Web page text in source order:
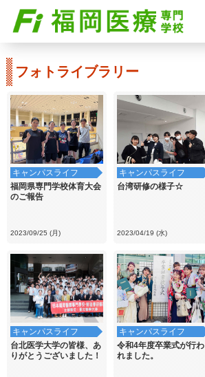
フォトライブラリー
キャンパスライフ
福岡県専門学校体育大会
のご報告
2023/09/25 (月)
キャンパスライフ
台湾研修の様子☆
2023/04/19 (水)
キャンパスライフ
台北医学大学の皆様、あ
りがとうございました！
キャンパスライフ
令和4年度卒業式が行わ
れました。